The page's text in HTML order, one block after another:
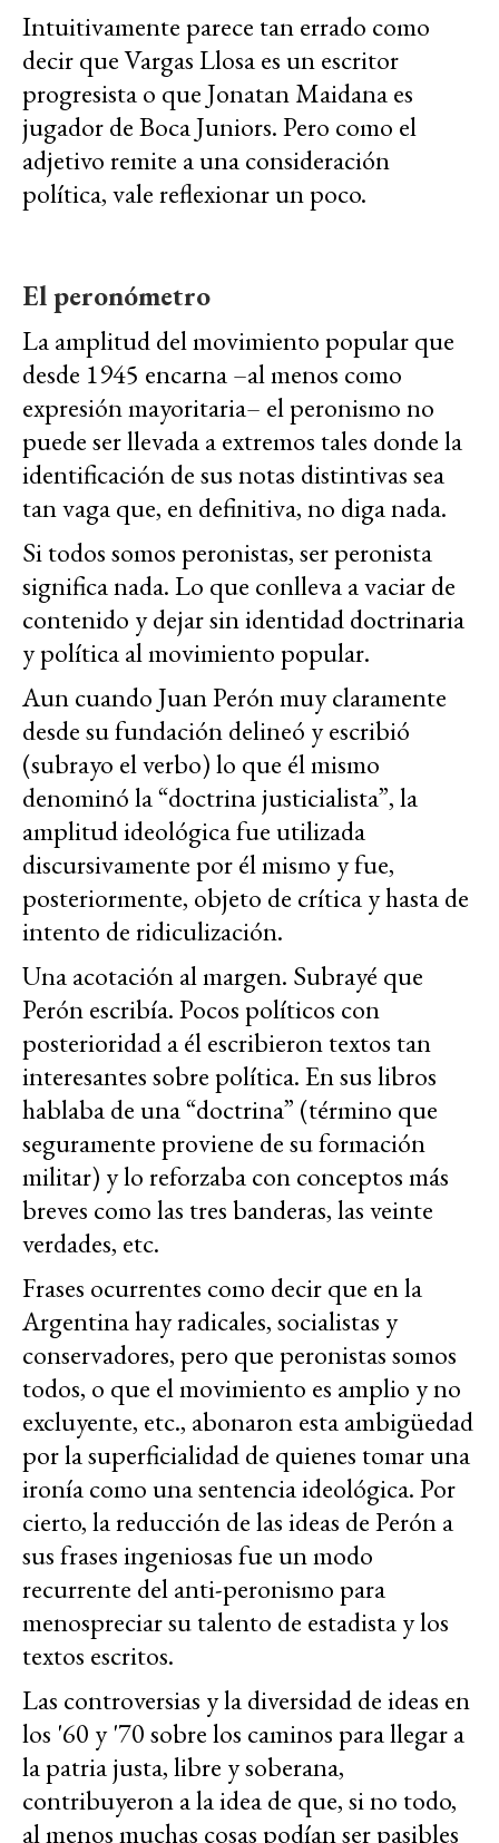
Intuitivamente parece tan errado como
decir que Vargas Llosa es un escritor
progresista o que Jonatan Maidana es
jugador de Boca Juniors. Pero como el
adjetivo remite a una consideración
política, vale reflexionar un poco.
El peronómetro
La amplitud del movimiento popular que
desde 1945 encarna –al menos como
expresión mayoritaria– el peronismo no
puede ser llevada a extremos tales donde la
identificación de sus notas distintivas sea
tan vaga que, en definitiva, no diga nada.
Si todos somos peronistas, ser peronista
significa nada. Lo que conlleva a vaciar de
contenido y dejar sin identidad doctrinaria
y política al movimiento popular.
Aun cuando Juan Perón muy claramente
desde su fundación delineó y escribió
(subrayo el verbo) lo que él mismo
denominó la “doctrina justicialista”, la
amplitud ideológica fue utilizada
discursivamente por él mismo y fue,
posteriormente, objeto de crítica y hasta de
intento de ridiculización.
Una acotación al margen. Subrayé que
Perón escribía. Pocos políticos con
posterioridad a él escribieron textos tan
interesantes sobre política. En sus libros
hablaba de una “doctrina” (término que
seguramente proviene de su formación
militar) y lo reforzaba con conceptos más
breves como las tres banderas, las veinte
verdades, etc.
Frases ocurrentes como decir que en la
Argentina hay radicales, socialistas y
conservadores, pero que peronistas somos
todos, o que el movimiento es amplio y no
excluyente, etc., abonaron esta ambigüedad
por la superficialidad de quienes tomar una
ironía como una sentencia ideológica. Por
cierto, la reducción de las ideas de Perón a
sus frases ingeniosas fue un modo
recurrente del anti-peronismo para
menospreciar su talento de estadista y los
textos escritos.
Las controversias y la diversidad de ideas en
los '60 y '70 sobre los caminos para llegar a
la patria justa, libre y soberana,
contribuyeron a la idea de que, si no todo,
al menos muchas cosas podían ser pasibles